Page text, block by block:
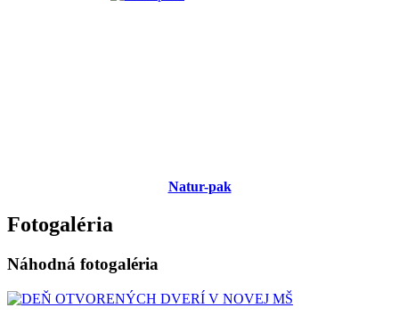
Natur-pak
Fotogaléria
Náhodná fotogaléria